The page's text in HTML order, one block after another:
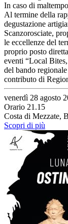
In caso di
Al termine della
degustazione
Scanzorosciate,
le eccellenze del
proprio posto
eventi “Local
del bando
contributo di
venerdì 28 agosto
Orario 21.15
Costa di Mezzate,
Scopri di più